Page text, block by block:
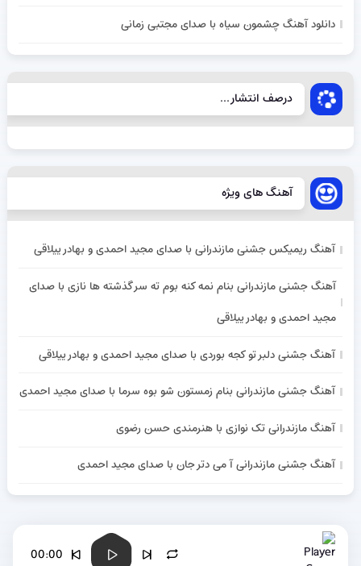
دانلود آهنگ چشمون سیاه با صدای مجتبی زمانی
درصف انتشار...
آهنگ های ویژه
آهنگ ریمیکس جشنی مازندرانی با صدای مجید احمدی و بهادر ییلاقی
آهنگ جشنی مازندرانی بنام نمه کنه بوم ته سر گذشته ها نازی با صدای
مجید احمدی و بهادر ییلاقی
آهنگ جشنی دلبر تو کجه بوردی با صدای مجید احمدی و بهادر ییلاقی
آهنگ جشنی مازندرانی بنام زمستون شو بوه سرما با صدای مجید احمدی
آهنگ مازندرانی تک نوازی با هنرمندی حسن رضوی
آهنگ جشنی مازندرانی آ می دتر جان با صدای مجید احمدی
00:00